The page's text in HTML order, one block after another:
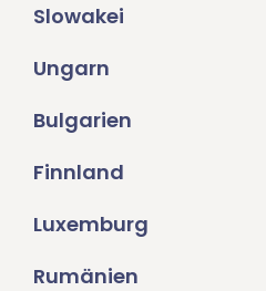
Slowakei
Ungarn
Bulgarien
Finnland
Luxemburg
Rumänien